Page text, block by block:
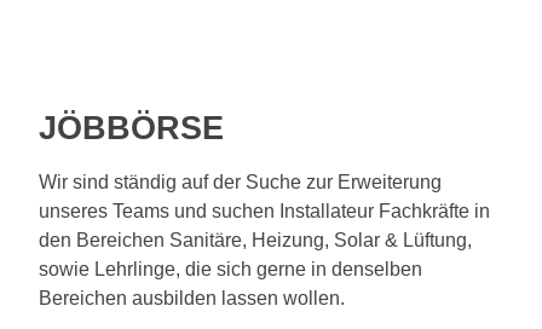
JÖBBÖRSE
Wir sind ständig auf der Suche zur Erweiterung
unseres Teams und suchen Installateur Fachkräfte in
den Bereichen Sanitäre, Heizung, Solar & Lüftung,
sowie Lehrlinge, die sich gerne in denselben
Bereichen ausbilden lassen wollen.